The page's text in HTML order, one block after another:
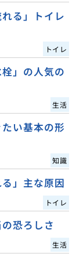
る」トイレ
トイレ
」の人気の
生活
い基本の形
知識
」主な原因
トイレ
恐ろしさ
生活